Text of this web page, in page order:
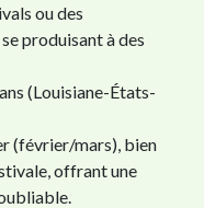
ou des
produisant à des
(Louisiane-États-
(février/mars), bien
offrant une